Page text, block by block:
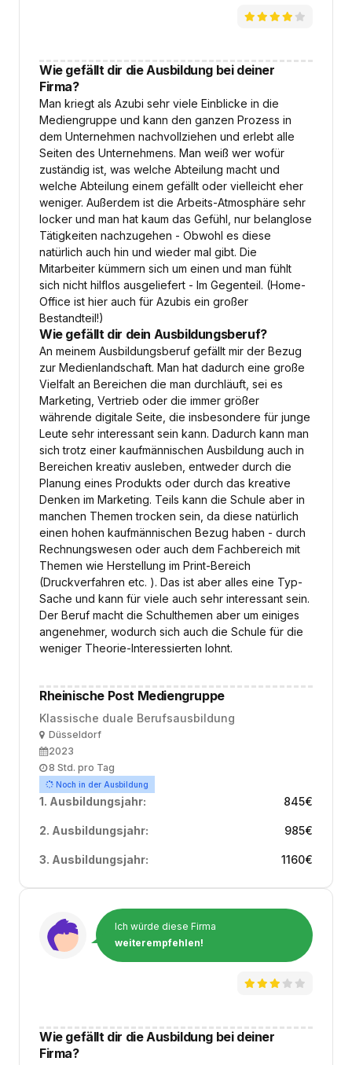
Wie gefällt dir die Ausbildung bei deiner
Firma?
Man kriegt als Azubi sehr viele Einblicke in die
Mediengruppe und kann den ganzen Prozess in
dem Unternehmen nachvollziehen und erlebt alle
Seiten des Unternehmens. Man weiß wer wofür
zuständig ist, was welche Abteilung macht und
welche Abteilung einem gefällt oder vielleicht eher
weniger. Außerdem ist die Arbeits-Atmosphäre sehr
locker und man hat kaum das Gefühl, nur belanglose
Tätigkeiten nachzugehen - Obwohl es diese
natürlich auch hin und wieder mal gibt. Die
Mitarbeiter kümmern sich um einen und man fühlt
sich nicht hilflos ausgeliefert - Im Gegenteil. (Home-
Office ist hier auch für Azubis ein großer
Bestandteil!)
Wie gefällt dir dein Ausbildungsberuf?
An meinem Ausbildungsberuf gefällt mir der Bezug
zur Medienlandschaft. Man hat dadurch eine große
Vielfalt an Bereichen die man durchläuft, sei es
Marketing, Vertrieb oder die immer größer
währende digitale Seite, die insbesondere für junge
Leute sehr interessant sein kann. Dadurch kann man
sich trotz einer kaufmännischen Ausbildung auch in
Bereichen kreativ ausleben, entweder durch die
Planung eines Produkts oder durch das kreative
Denken im Marketing. Teils kann die Schule aber in
manchen Themen trocken sein, da diese natürlich
einen hohen kaufmännischen Bezug haben - durch
Rechnungswesen oder auch dem Fachbereich mit
Themen wie Herstellung im Print-Bereich
(Druckverfahren etc. ). Das ist aber alles eine Typ-
Sache und kann für viele auch sehr interessant sein.
Der Beruf macht die Schulthemen aber um einiges
angenehmer, wodurch sich auch die Schule für die
weniger Theorie-Interessierten lohnt.
Rheinische Post Mediengruppe
Klassische duale Berufsausbildung
OrtDüsseldorf
Ausbildungsbeginn
2023
Arbeitszeit
8 Std. pro Tag
Noch in der Ausbildung
1. Ausbildungsjahr: 845€
2. Ausbildungsjahr: 985€
3. Ausbildungsjahr: 1160€
Ich würde diese Firma
weiterempfehlen!
Wie gefällt dir die Ausbildung bei deiner
Firma?